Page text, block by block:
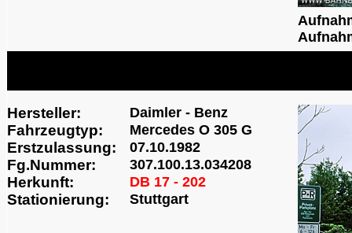
Hersteller: Daimler - Benz
Fahrzeugtyp: Mercedes O 305 G
Erstzulassung: 07.10.1982
Fg.Nummer: 307.100.13.034208
Herkunft: DB 17 - 202
Stationierung: Stuttgart